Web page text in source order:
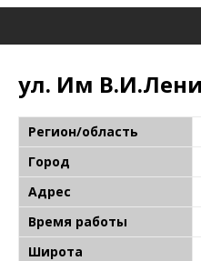
ул. Им
Регион/область
Город
Адрес
Время работы
Широта